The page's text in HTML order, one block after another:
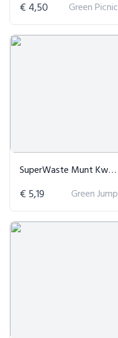
€ 4,50 Green Picnic
SuperWaste Munt Kweektuintje
€ 5,19 Green Jump